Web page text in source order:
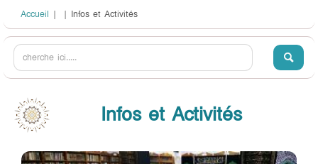
Accueil | | Infos et Activités
Infos et Activités